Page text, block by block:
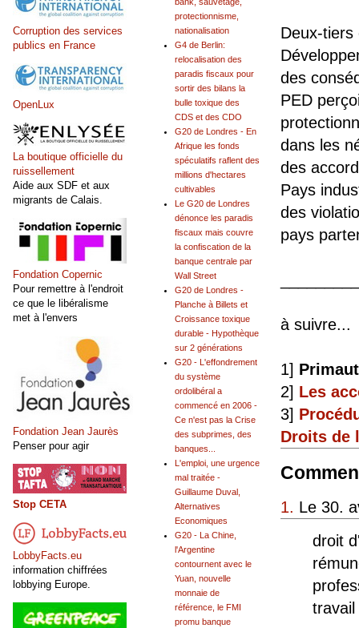
Deux-
des
PED
dans les
des
Pays
des
pays
à suivre...
1]
2] Les
3]
Droits de
1. Le 30.
droit
protectionnisme,
nationalisation
G4 de Berlin:
relocalisation des
paradis fiscaux pour
sortir des bilans la
bulle toxique des
CDS et des CDO
G20 de Londres - En
Afrique les fonds
spéculatifs raflent des
millions d'hectares
cultivables
Le G20 de Londres
dénonce les paradis
fiscaux mais couvre
la confiscation de la
banque centrale par
Wall Street
G20 de Londres -
Planche à Billets et
Croissance toxique
durable - Hypothèque
sur 2 générations
G20 - L'effondrement
du système
ordolibéral a
commencé en 2006 -
Ce n'est pas la Crise
des subprimes, des
banques...
L'emploi, une urgence
mal traitée -
Guillaume Duval,
Alternatives
Economiques
G20 - La Chine,
l'Argentine
contournent avec le
Yuan, nouvelle
monnaie de
référence, le FMI
promu banque
Corruption des services
publics en France
OpenLux
La boutique officielle du
ruissellement
Aide aux SDF et aux
migrants de Calais.
Fondation Copernic
Pour remettre à l'endroit
ce que le libéralisme
met à l'envers
Fondation Jean Jaurès
Penser pour agir
Stop CETA
LobbyFacts.eu
information chiffrées
lobbying Europe.